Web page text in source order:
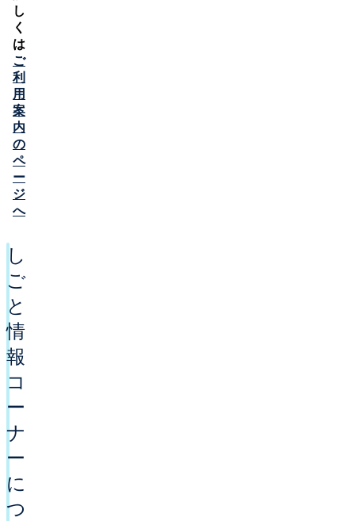
し
く
は
ご
利
用
案
内
の
ペ
ー
ジ
へ
し
ご
と
情
報
コ
ー
ナ
ー
に
つ